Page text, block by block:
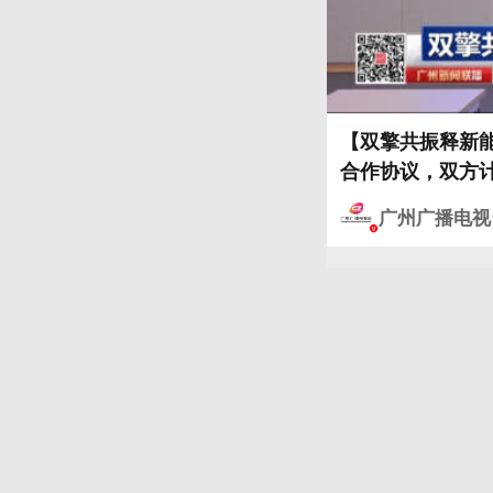
【双擎共振释
合作协议，双方
广州广播电